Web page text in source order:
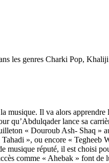
les genres Charki Pop,
musique. Il va alors
qu’Abdulqader lance sa
« Douroub Ash- Shaq »
», ou encore « Tegheeb
musique réputé, il est choisi
comme « Ahebak » font de